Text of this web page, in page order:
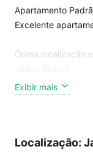
Apartamento
Excelente
Ótima localização
45m²
Cozinha
Exibir mais
Localização: